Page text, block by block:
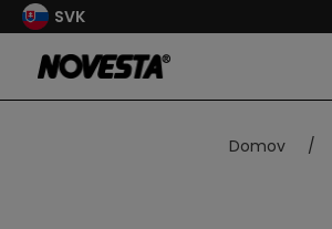
SVK
Domov /